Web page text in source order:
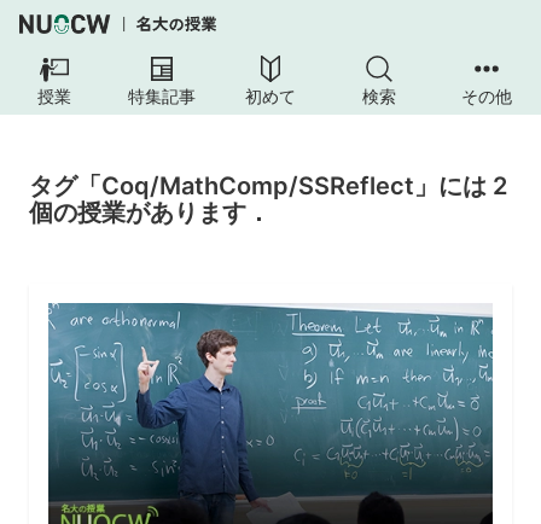
授業 特集記事 初めて 検索 その他
タグ「Coq/MathComp/SSReflect」には 2
個の授業があります．